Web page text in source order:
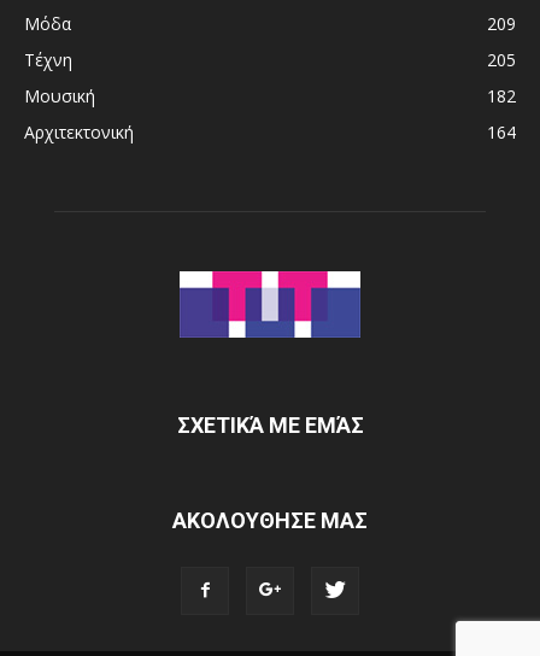
Μόδα
209
Τέχνη
205
Μουσική
182
Αρχιτεκτονική
164
ΣΧΕΤΙΚΆ ΜΕ ΕΜΆΣ
ΑΚΟΛΟΥΘΗΣΕ ΜΑΣ